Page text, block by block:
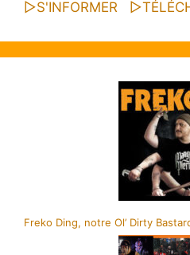
▷S'INFORMER ▷
Freko Ding, notre Ol’ Dirty